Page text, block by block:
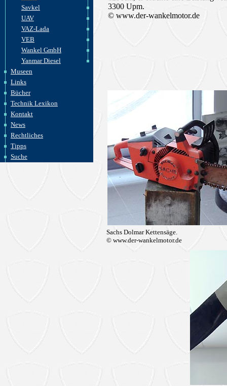
Savkel
UAV
VAZ-Lada
VEB
Wankel GmbH
Yanmar Diesel
Museen
Links
Bücher
Technik Lexikon
Kontakt
News
Rechtliches
Tipps
Suche
3300 Upm.
© www.der-wankelmotor.de
Sachs Dolmar Kettensäge.
© www.der-wankelmotor.de